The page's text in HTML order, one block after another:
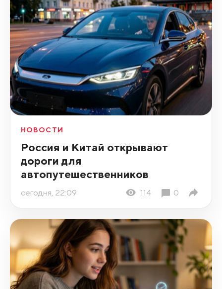
НОВОСТИ
Россия и Китай открывают
дороги для
автопутешественников
сегодня, 22:09 114 0